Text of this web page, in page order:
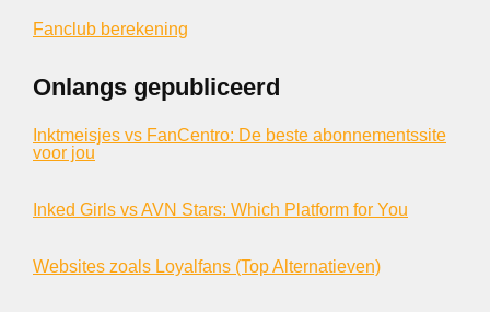
Fanclub berekening
Onlangs gepubliceerd
Inktmeisjes vs FanCentro: De beste abonnementssite
voor jou
Inked Girls vs AVN Stars: Which Platform for You
Websites zoals Loyalfans (Top Alternatieven)